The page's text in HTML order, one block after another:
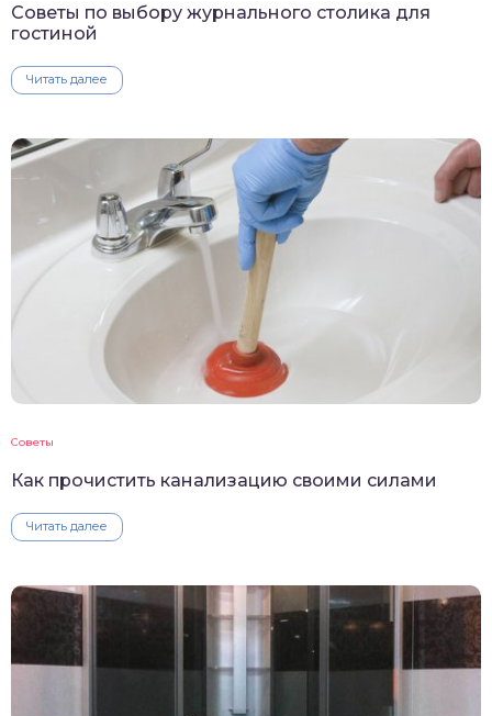
Советы по выбору журнального столика для
гостиной
Читать далее
Советы
Как прочистить канализацию своими силами
Читать далее